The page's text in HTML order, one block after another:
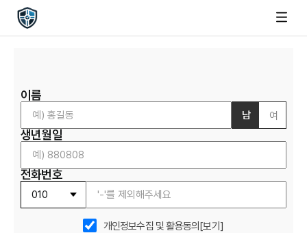
이름
남 여
생년월일
전화번호
개인정보수집 및 활용동의 [보기]